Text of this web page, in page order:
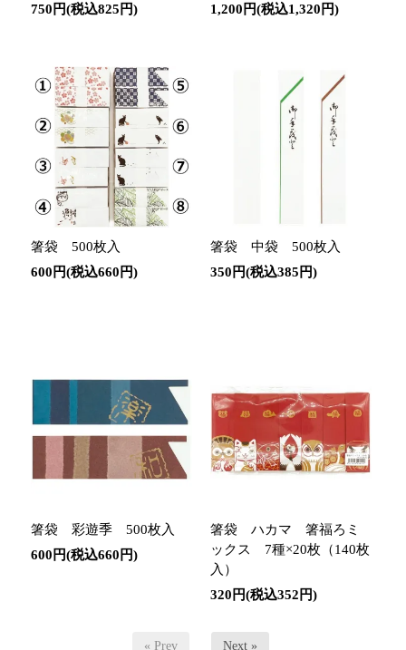
750円(税込825円)
1,200円(税込1,320円)
箸袋 500枚入
600円(税込660円)
箸袋 中袋 500枚入
350円(税込385円)
箸袋 彩遊季 500枚入
600円(税込660円)
箸袋 ハカマ 箸福ろミ
ックス 7種×20枚（140枚
入）
320円(税込352円)
« Prev Next »